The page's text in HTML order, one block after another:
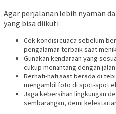
Agar perjalanan lebih nyaman
yang bisa diikuti:
Cek kondisi cuaca sebelum
pengalaman terbaik saat
Gunakan kendaraan yang
cukup menantang dengan
Berhati-hati saat berada di
mengambil foto di spot-spot
Jaga kebersihan lingkungan
sembarangan, demi